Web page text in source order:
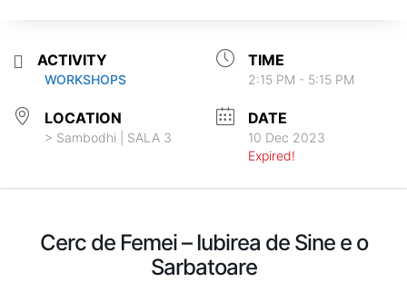
ACTIVITY
WORKSHOPS
TIME
2:15 PM - 5:15 PM
LOCATION
> Sambodhi | SALA 3
DATE
10 Dec 2023
Expired!
Cerc de Femei – Iubirea de Sine e o
Sarbatoare